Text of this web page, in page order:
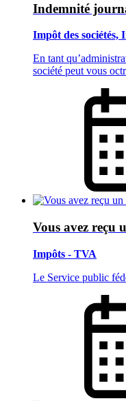
Indemnité
Impôt des sociétés,
En tant
société peut vous
Vous avez reçu
Impôts - TVA
Le Service public